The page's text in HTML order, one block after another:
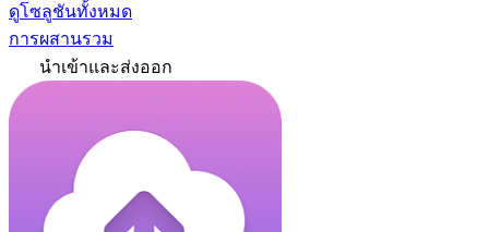
ดูโซลูชันทั้งหมด
การผสานรวม
นำเข้าและส่งออก